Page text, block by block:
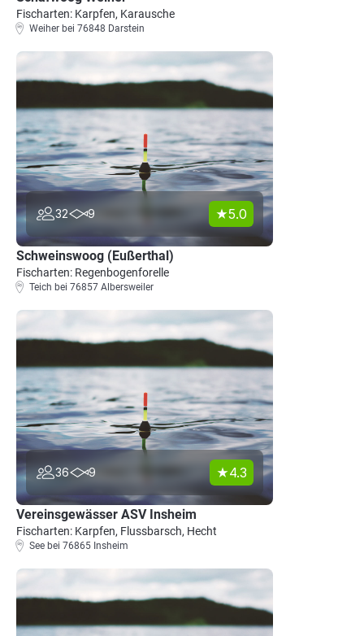
Fischarten: Karpfen, Karausche
Weiher bei 76848 Darstein
32 9 5.0
Schweinswoog (Eußerthal)
Fischarten: Regenbogenforelle
Teich bei 76857 Albersweiler
36 9 4.3
Vereinsgewässer ASV Insheim
Fischarten: Karpfen, Flussbarsch, Hecht
See bei 76865 Insheim